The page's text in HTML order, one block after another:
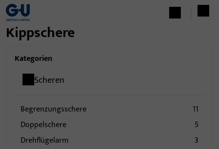
Kippschere
Kategorien
Scheren
Begrenzungsschere
11
Doppelschere
5
Drehflügelarm
3